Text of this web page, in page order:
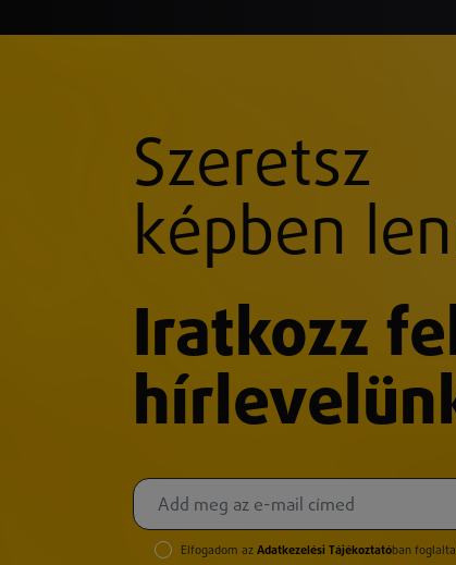
Szeretsz
képben
Iratkozz
Elfogadom az Adatkezelési Tájékoztatóban